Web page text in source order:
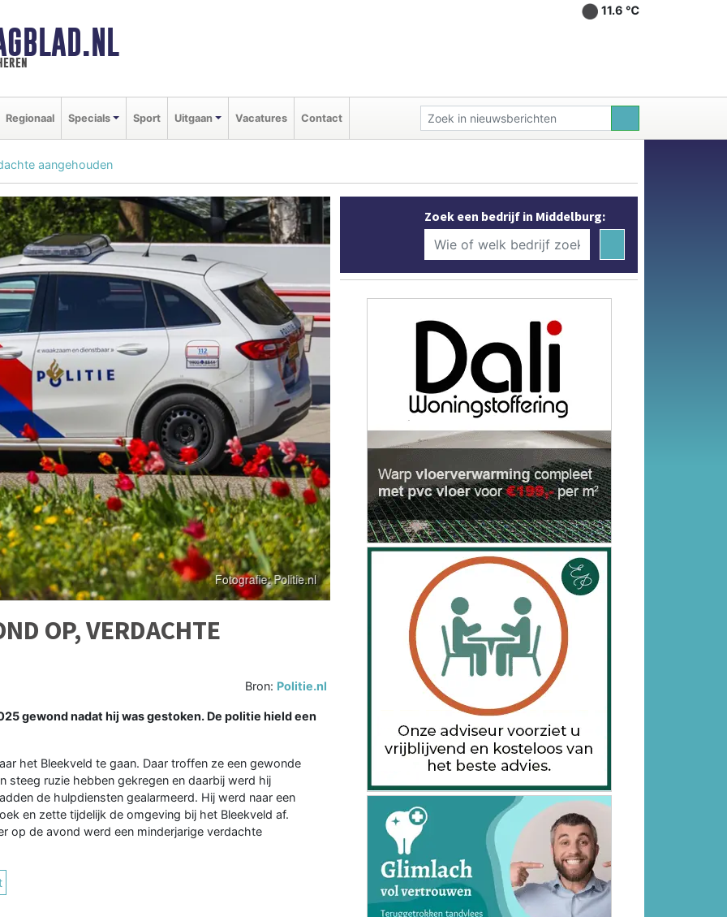
11.6 ℃
Regionaal Specials Sport Uitgaan Vacatures Contact
aangehouden
OP, VERDACHTE
Bron: Politie.nl
gewond nadat hij was gestoken. De politie hield een
het Bleekveld te gaan. Daar troffen ze een gewonde
steeg ruzie hebben gekregen en daarbij werd hij
de hulpdiensten gealarmeerd. Hij werd naar een
en zette tijdelijk de omgeving bij het Bleekveld af.
op de avond werd een minderjarige verdachte
Zoek een bedrijf in Middelburg: